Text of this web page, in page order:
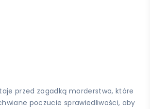
przed zagadką morderstwa, które
poczucie sprawiedliwości, aby